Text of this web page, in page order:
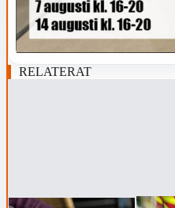
RELATERAT